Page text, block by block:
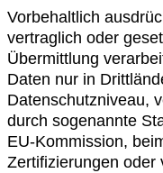
Vorbehaltlich
vertraglich oder
Übermittlung
Daten nur in
Datenschutzniveau,
durch sogenannte
EU-Kommission,
Zertifizierungen oder